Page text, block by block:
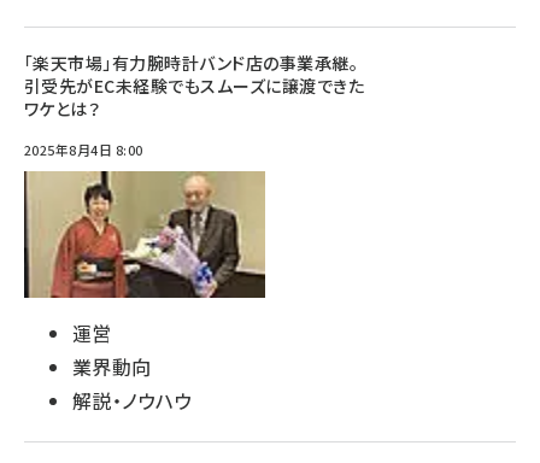
「楽天市場」有力腕時計バンド店の事業承継。
引受先がEC未経験でもスムーズに譲渡できた
ワケとは？
2025年8月4日 8:00
運営
業界動向
解説・ノウハウ